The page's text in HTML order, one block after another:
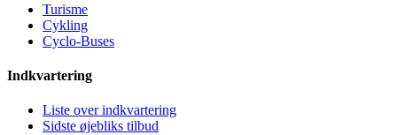
Turisme
Cykling
Cyclo-Buses
Indkvartering
Liste over indkvartering
Sidste øjebliks tilbud